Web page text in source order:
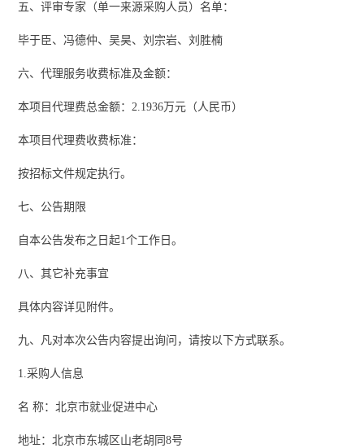
五、评审专家（单一来源采购人员）名单：
毕于臣、冯德仲、吴昊、刘宗岩、刘胜楠
六、代理服务收费标准及金额：
本项目代理费总金额：2.1936万元 （人民币）
本项目代理费收费标准：
按招标文件规定执行。
七、公告期限
自本公告发布之日起1个工作日。
八、其它补充事宜
具体内容详见附件。
九、凡对本次公告内容提出询问，请按以下方式联系。
1.采购人信息
名 称：北京市就业促进中心
地址：北京市东城区山老胡同8号